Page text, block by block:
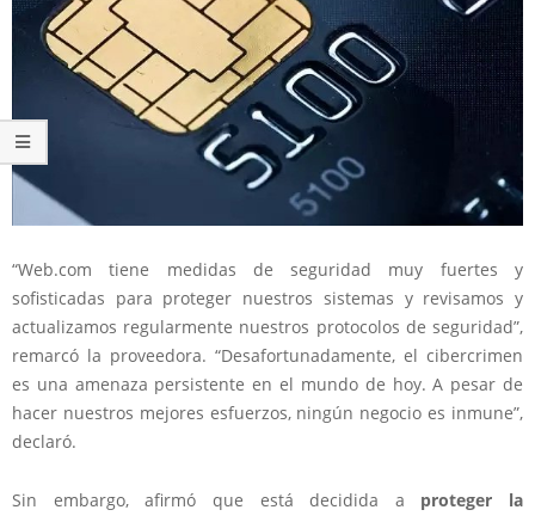
“Web.com tiene medidas de seguridad muy fuertes y
sofisticadas para proteger nuestros sistemas y revisamos y
actualizamos regularmente nuestros protocolos de seguridad”,
remarcó la proveedora. “Desafortunadamente, el cibercrimen
es una amenaza persistente en el mundo de hoy. A pesar de
hacer nuestros mejores esfuerzos, ningún negocio es inmune”,
declaró.
Sin embargo, afirmó que está decidida a proteger la